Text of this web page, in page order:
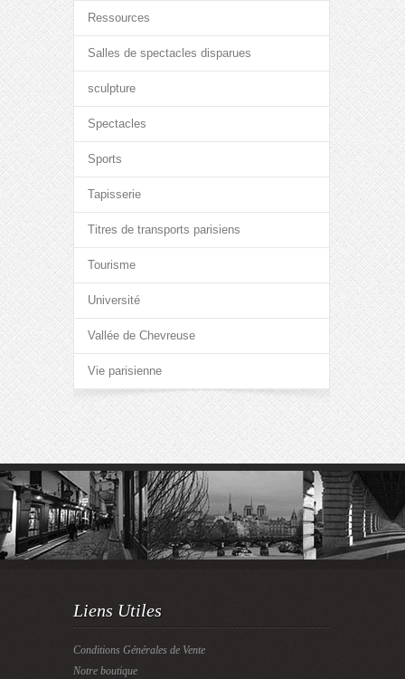
Ressources
Salles de spectacles disparues
sculpture
Spectacles
Sports
Tapisserie
Titres de transports parisiens
Tourisme
Université
Vallée de Chevreuse
Vie parisienne
Liens Utiles
Conditions Générales de Vente
Notre boutique